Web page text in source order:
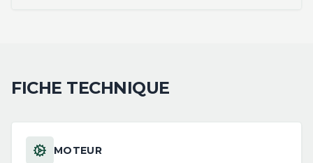
FICHE TECHNIQUE
MOTEUR